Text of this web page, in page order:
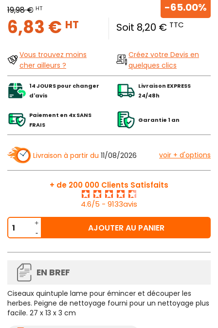
19,98 € HT
6,83 € HT Soit 8,20 € TTC
-65.00%
Vous trouvez moins
cher ailleurs ?
Créez votre Devis en
quelques clics
14 JOURS pour changer
d'avis
Livraison EXPRESS
24/48h
Paiement en 4x SANS
FRAIS
Garantie 1 an
Livraison à partir du 11/08/2026 voir + d'options
+ de 200 000 Clients Satisfaits
4.6/5 - 9133avis
AJOUTER AU PANIER
EN BREF
Ciseaux quintuple lame pour émincer et découper les
herbes. Peigne de nettoyage fourni pour un nettoyage plus
facile. 27 x 13 x 3 cm